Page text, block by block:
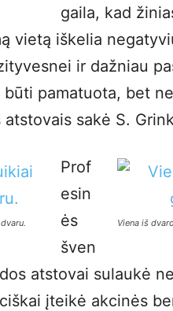
gaila, kad
vietą iškelia
ir dažniau
pamatuota, bet
sakė S.
Viena iš
Prof
esin
ės
šven
atstovai sulaukė
įteikė akcinės